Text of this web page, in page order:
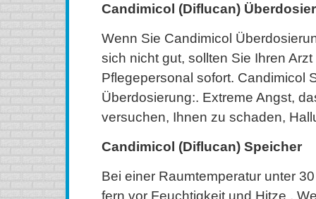
Candimicol (Diflucan)
Wenn Sie Candimicol
sich nicht gut, sollten Sie Ihren
Pflegepersonal sofort. Candimicol
Überdosierung:. Extreme Angst,
versuchen, Ihnen zu schaden,
Candimicol (Diflucan) Speicher
Bei einer Raumtemperatur unter
fern vor Feuchtigkeit und Hitze .